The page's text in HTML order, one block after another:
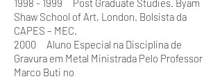
1998 - 1999 Post Graduate Studies. Byam
Shaw School of Art, London. Bolsista da
CAPES – MEC.
2000 Aluno Especial na Disciplina de
Gravura em Metal Ministrada Pelo Professor
Marco Buti no